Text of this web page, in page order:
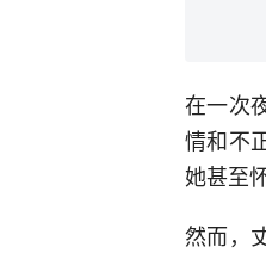
在一次
情和不
她甚至
然而，